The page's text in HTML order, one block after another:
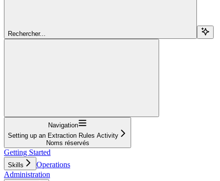
Rechercher...
Navigation
Setting up an Extraction Rules Activity
Noms réservés
Getting Started
Skills
Operations
Administration